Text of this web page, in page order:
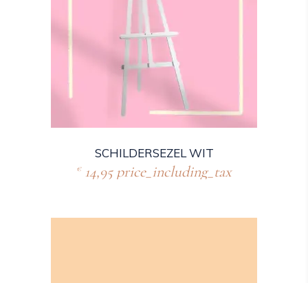
SCHILDERSEZEL WIT
€14,95 price_including_tax